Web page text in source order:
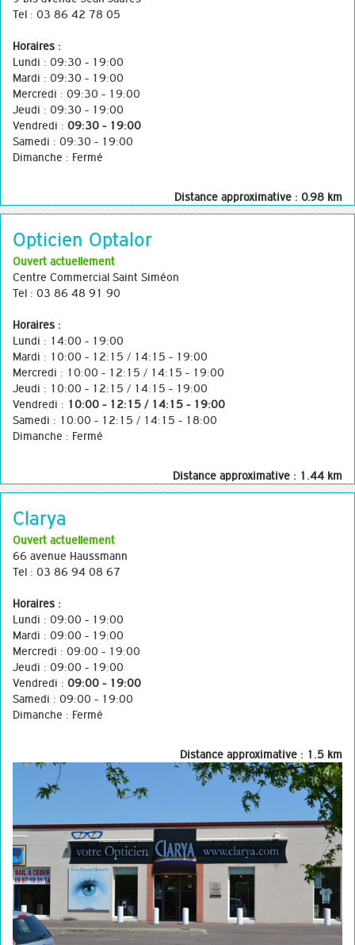
Tel : 03 86 42 78 05
Horaires :
Lundi : 09:30 - 19:00
Mardi : 09:30 - 19:00
Mercredi : 09:30 - 19:00
Jeudi : 09:30 - 19:00
Vendredi : 09:30 - 19:00
Samedi : 09:30 - 19:00
Dimanche : Fermé
Distance approximative : 0.98 km
Opticien Optalor
Ouvert actuellement
Centre Commercial Saint Siméon
Tel : 03 86 48 91 90
Horaires :
Lundi : 14:00 - 19:00
Mardi : 10:00 - 12:15 / 14:15 - 19:00
Mercredi : 10:00 - 12:15 / 14:15 - 19:00
Jeudi : 10:00 - 12:15 / 14:15 - 19:00
Vendredi : 10:00 - 12:15 / 14:15 - 19:00
Samedi : 10:00 - 12:15 / 14:15 - 18:00
Dimanche : Fermé
Distance approximative : 1.44 km
Clarya
Ouvert actuellement
66 avenue Haussmann
Tel : 03 86 94 08 67
Horaires :
Lundi : 09:00 - 19:00
Mardi : 09:00 - 19:00
Mercredi : 09:00 - 19:00
Jeudi : 09:00 - 19:00
Vendredi : 09:00 - 19:00
Samedi : 09:00 - 19:00
Dimanche : Fermé
Distance approximative : 1.5 km